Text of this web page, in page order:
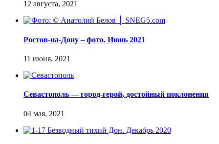
Ростов-на-Дону – фото. Июнь 2021
Севастополь — город-герой, достойный поклонения